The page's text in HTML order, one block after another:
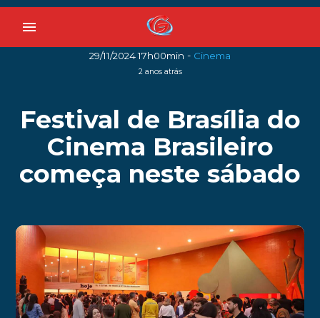
menu
29/11/2024 17h00min - Cinema
2 anos atrás
Festival de Brasília do
Cinema Brasileiro
começa neste sábado